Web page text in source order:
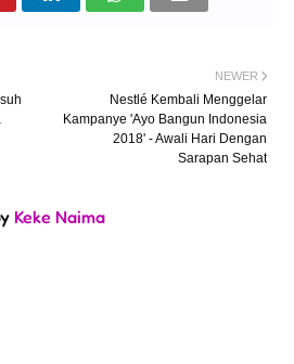
NEWER
Nestlé Kembali Menggelar
Kampanye 'Ayo Bangun Indonesia
2018' - Awali Hari Dengan
Sarapan Sehat
Keke Naima